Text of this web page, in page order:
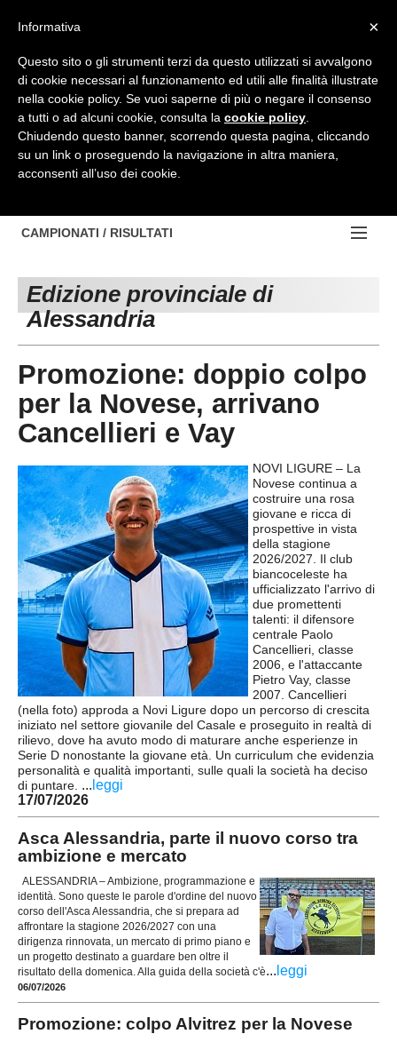
HOME
BACHECA
PROVINCE
TORINO
PINEROLO
ALESSANDRIA
NOVARA
ASTI
BIELLA
VERCELLI
VERBANO-CUSIO-OSSOIA
AOSTA
Carica la tua Rosa
NOTIZIE:
APPROFONDIMENTO
DILETTANTI
GIOVANILI
SCUOLA CALCIO
EVENTI
SHOP
CAMPIONATI / RISULTATI
NAZIONALI
REGIONALI
Edizione provinciale di
Alessandria
Promozione: doppio colpo
per la Novese, arrivano
Cancellieri e Vay
NOVI LIGURE – La
Novese continua a
costruire una rosa
giovane e ricca di
prospettive in vista
della stagione
2026/2027. Il club
biancoceleste ha
ufficializzato l'arrivo di
due promettenti
talenti: il difensore
centrale Paolo
Cancellieri, classe
2006, e l'attaccante
Pietro Vay, classe
2007. Cancellieri
(nella foto) approda a Novi Ligure dopo un percorso di crescita
iniziato nel settore giovanile del Casale e proseguito in realtà di
rilievo, dove ha avuto modo di maturare anche esperienze in
Serie D nonostante la giovane età. Un curriculum che evidenzia
personalità e qualità importanti, sulle quali la società ha deciso
di puntare. ... leggi
17/07/2026
Asca Alessandria, parte il nuovo corso tra
ambizione e mercato
ALESSANDRIA – Ambizione, programmazione e
identità. Sono queste le parole d'ordine del nuovo
corso dell'Asca Alessandria, che si prepara ad
affrontare la stagione 2026/2027 con una
dirigenza rinnovata, un mercato di primo piano e
un progetto destinato a guardare ben oltre il
risultato della domenica. Alla guida della società c'è... leggi
06/07/2026
Promozione: colpo Alvitrez per la Novese
×
Informativa
Questo sito o gli strumenti terzi da questo utilizzati si avvalgono
di cookie necessari al funzionamento ed utili alle finalità illustrate
nella cookie policy. Se vuoi saperne di più o negare il consenso
a tutti o ad alcuni cookie, consulta la cookie policy
Chiudendo questo banner, scorrendo questa pagina, cliccando
su un link o proseguendo la navigazione in altra maniera,
acconsenti all’uso dei cookie.